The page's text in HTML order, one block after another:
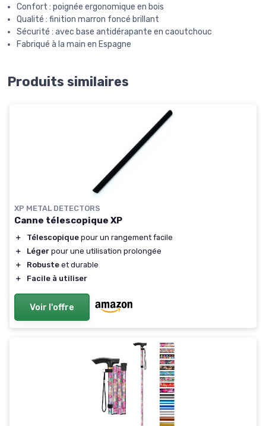
Confort : poignée ergonomique en bois
Qualité : finition marron foncé brillant
Sécurité : avec base antidérapante en caoutchouc
Fabriqué à la main en Espagne
Produits similaires
XP METAL DETECTORS
Canne télescopique XP
＋ Télescopique pour un rangement facile
＋
Léger pour une utilisation prolongée
＋
Robuste et durable
＋
Facile à utiliser
Voir l'offre